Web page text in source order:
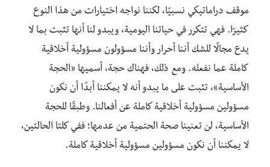
موقف دراماتيكي نسبيًا، لكننا نواجه اختيارات من هذا النوع
كثيرًا. فهي تتكرر في حياتنا اليومية، ويبدو لنا أنها تثبت بما لا
يدع مجالًا للشك أننا أحرار وأننا مسؤولون مسؤولية أخلاقية
كاملة عما نفعله. ومع ذلك، فهناك حجة، أسميها «الحجة
الأساسية»، تثبت على ما يبدو أنه لا يمكننا أبدًا أن نكون
مسؤولين مسؤولية أخلاقية كاملة عن أفعالنا. وطبقًا للحجة
الأساسية، لن تعنينا صحة الحتمية من عدمها؛ ففي كلتا الحالتين،
لا يمكننا أن نكون مسؤولين مسؤولية أخلاقية كاملة.